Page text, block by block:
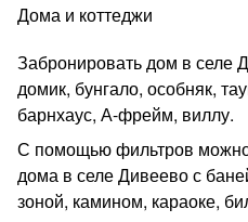
Дома и коттеджи
Забронировать дом в селе
домик, бунгало, особняк,
барнхаус, А-фрейм, виллу.
С помощью фильтров
дома в селе Дивеево с
зоной, камином, караоке,